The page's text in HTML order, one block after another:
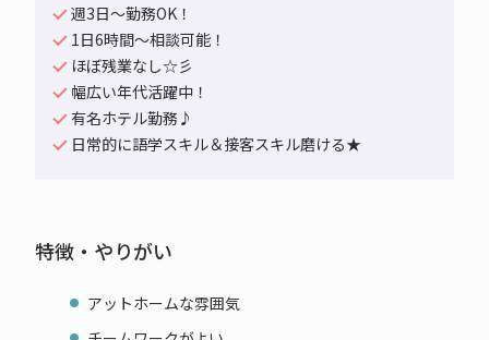
週3日～勤務OK！
1日6時間～相談可能！
ほぼ残業なし☆彡
幅広い年代活躍中！
有名ホテル勤務♪
日常的に語学スキル＆接客スキル磨ける★
特徴・やりがい
アットホームな雰囲気